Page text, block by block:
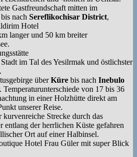
Gastfreundschaft mitten im
nach Sereflikochisar District,
Hotel
langer und 50 km breiter
im Tal des Yesilrmak und östlichster
überKüre bis nach Inebulo
Temperaturunterschiede von 17 bis 36
in einer Holzhütte direkt am
unserer Reise.
kurvenreiche Strecke durch das
entlang der herrlichen Küste gefahren
Ort auf einer Halbinsel.
Hotel Frau Güler mit super Blick